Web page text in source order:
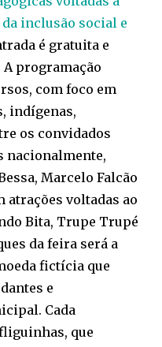
inclusão social e
é gratuita e
A programação
com foco em
indígenas,
os convidados
nacionalmente,
Marcelo Falcão
atrações voltadas ao
Bita, Trupe Trupé
da feira será a
fictícia que
e
Cada
que